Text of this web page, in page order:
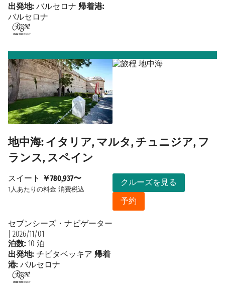
出発地: バルセロナ 帰着港:
バルセロナ
地中海: イタリア, マルタ, チュニジア, フ
ランス, スペイン
スイート ￥780,937〜
1人あたりの料金 消費税込
クルーズを見る
予約
セブンシーズ・ナビゲーター
2026/11/01
泊数: 10 泊
出発地: チビタベッキア 帰着
港: バルセロナ